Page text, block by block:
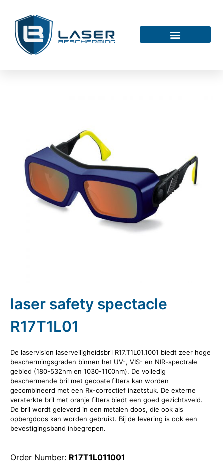
laser safety spectacle
R17T1L01
De laservision laserveiligheidsbril R17.T1L01.1001 biedt zeer hoge
beschermingsgraden binnen het UV-, VIS- en NIR-spectrale
gebied (180-532nm en 1030-1100nm). De volledig
beschermende bril met gecoate filters kan worden
gecombineerd met een Rx-correctief inzetstuk. De externe
versterkte bril met oranje filters biedt een goed gezichtsveld.
De bril wordt geleverd in een metalen doos, die ook als
opbergdoos kan worden gebruikt. Bij de levering is ook een
bevestigingsband inbegrepen.
Order Number: R17T1L011001